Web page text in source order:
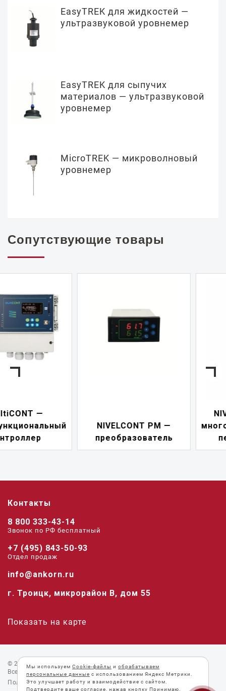
EasyTREK для жидкостей —
ультразвуковой уровнемер
EasyTREK для сыпучих
материалов — ультразвуковой
уровнемер
MicroTREK — микроволновый
уровнемер
Сопутствующие товары
NIVELCONT PM —
преобразователь
NIVELCONT PKK —
переключатель
Контакты
8 800 333-43-14
Звонок по РФ беcплатный
+7 (495) 843-50-93
Отдел продаж
info@ankorn.ru
г. Троицк, микрорайон В, дом 55
Показать на карте
© 2026 «Анкорн».
Все права защищены.
Пользовательское соглашение
Мы используем Cookie-файлы и обрабатываем
персональные данные с использованием Яндекс Метрики.
Это улучшает работу и взаимодействие с сайтом.
Подтвердите ваше согласие, нажав кнопку Принимаю.